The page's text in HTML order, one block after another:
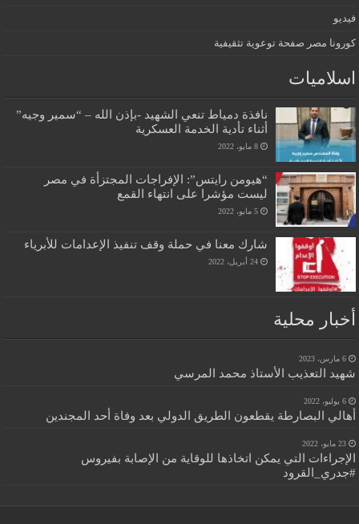
فيديو
كورونا مصر صفحة توعوية تثقيفية
اسلاميات
نافذة دمياط تنعي الشهيد -بإذن الله – “سمير وجيه”
أثناء تأدية الخدمة العسكرية
8 مايو، 2022
“هيومن رايتس”: الإفراجات المجتزأة في مصر
ليست مؤشرا على انتهاء القمع
5 مايو، 2022
شارك معنا في حملة وقف تنفيذ الإعدامات للأبرياء
24 أبريل، 2022
أخبار محلية
6 مارس، 2023
شهيد التعذيب الأستاذ محمد المرسي
6 يوليو، 2022
أهالي البصارطة يقطعون الطريق الدولي بعد وفاة أحد المجندين
23 مايو، 2022
الإجراءات التي يمكن اتخاذها للوقاية من الإصابة بفيروس
#جدري_القرود